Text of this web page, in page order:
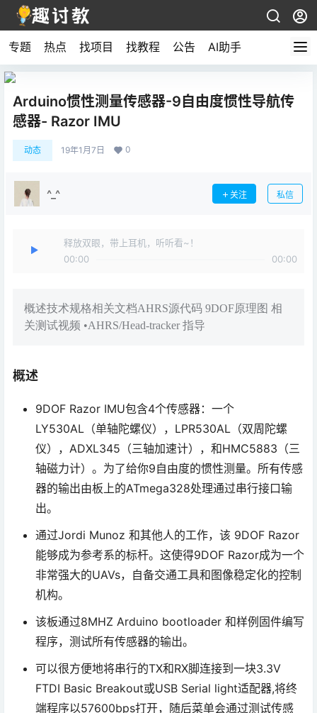
专题 热点 找项目 找教程 公告 AI助手
Arduino惯性测量传感器-9自由度惯性导航传
感器- Razor IMU
动态 19年1月7日 0
^_^ 关注 私信
释放双眼，带上耳机，听听看~！
00:00
00:00
概述技术规格相关文档AHRS源代码 9DOF原理图 相
关测试视频 •AHRS/Head-tracker 指导
概述
9DOF Razor IMU包含4个传感器：一个
LY530AL（单轴陀螺仪），LPR530AL（双周陀螺
仪），ADXL345（三轴加速计），和HMC5883（三
轴磁力计）。为了给你9自由度的惯性测量。所有传感
器的输出由板上的ATmega328处理通过串行接口输
出。
通过Jordi Munoz 和其他人的工作，该 9DOF Razor
能够成为参考系的标杆。这使得9DOF Razor成为一个
非常强大的UAVs，自备交通工具和图像稳定化的控制
机构。
该板通过8MHZ Arduino bootloader 和样例固件编写
程序，测试所有传感器的输出。
可以很方便地将串行的TX和RX脚连接到一块3.3V
FTDI Basic Breakout或USB Serial light适配器,将终
端程序以57600bps打开，随后菜单会通过测试传感